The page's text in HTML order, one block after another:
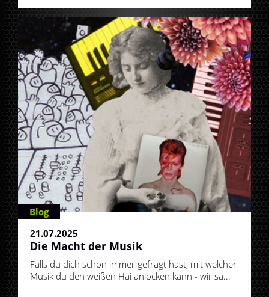
Blog
21.07.2025
Die Macht der Musik
Falls du dich schon immer gefragt hast, mit welcher
Musik du den weißen Hai anlocken kann - wir sa...